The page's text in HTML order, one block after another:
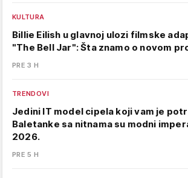
KULTURA
Billie Eilish u glavnoj ulozi filmske
"The Bell Jar": Šta znamo o novom
PRE 3 H
TRENDOVI
Jedini IT model cipela koji vam je
Baletanke sa nitnama su modni
2026.
PRE 5 H